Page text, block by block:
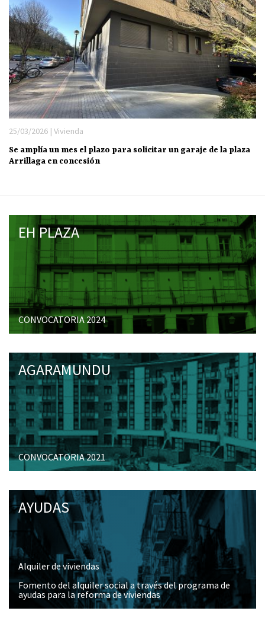
25/03/2026 | Vivienda
Se amplía un mes el plazo para solicitar un garaje de la plaza
Arrillaga en concesión
EH PLAZA
CONVOCATORIA 2024
AGARAMUNDU
CONVOCATORIA 2021
AYUDAS
Alquiler de viviendas
Fomento del alquiler social a través del programa de
ayudas para la reforma de viviendas